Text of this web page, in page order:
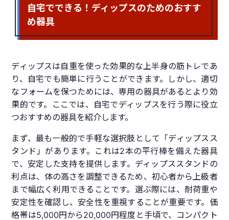
自宅でできる！ディップスのためのおすす
め器具
ディップスは自重を使った効果的な上半身の筋トレであ
り、自宅でも簡単に行うことができます。しかし、適切
なフォームを保つためには、専用の器具があるとより効
果的です。ここでは、自宅でディップスを行う際に役立
つおすすめの器具を紹介します。
まず、最も一般的で手軽な選択肢として「ディップスス
タンド」があります。これは2本の平行棒を備えた器具
で、安定した支持を提供します。ディップススタンドの
利点は、体の高さを調整できるため、初心者から上級者
まで幅広く利用できることです。選ぶ際には、耐荷重や
安定性を確認し、安全性を重視することが重要です。価
格帯は5,000円から20,000円程度と手頃で、コンパクト